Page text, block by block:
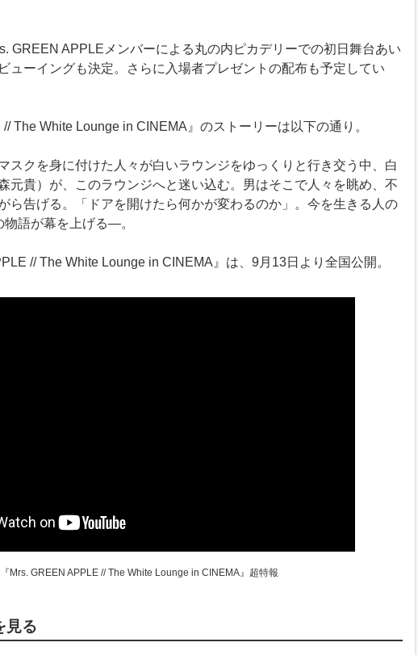
GREEN APPLEメンバーによる丸の内ピカデリーでの初日舞台あい
ューイングも決定。さらに入場者プレゼントの配布も予定してい
The White Lounge in CINEMA』のストーリーは以下の通り。
スクを身に付けた人々が白いラウンジをゆっくりと行き交う中、白
元貴）が、このラウンジへと迷い込む。男はそこで人々を眺め、不
ら告げる。「ドアを開けたら何かが変わるのか」。今を生きる人の
語が幕を上げる―。
// The White Lounge in CINEMA』は、9月13日より全国公開。
Mrs. GREEN APPLE // The White Lounge in CINEMA』超特報
見る